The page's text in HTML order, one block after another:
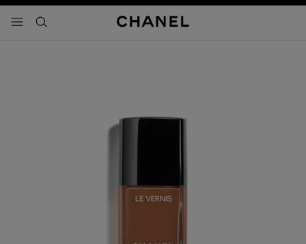
- navegación principal
buscar